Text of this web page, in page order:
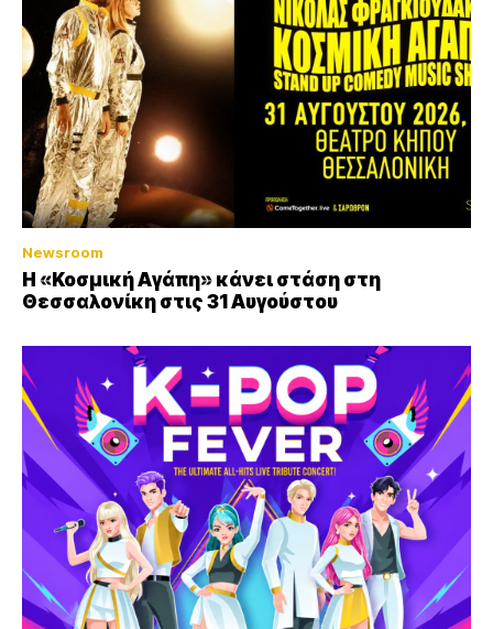
Newsroom
Η «Κοσμική Αγάπη» κάνει στάση στη
Θεσσαλονίκη στις 31 Αυγούστου